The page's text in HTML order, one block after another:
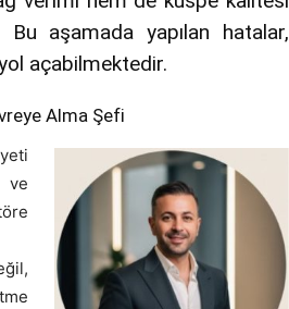
Bu aşamada yapılan hatalar,
açabilmektedir.
Alma Şefi
ve